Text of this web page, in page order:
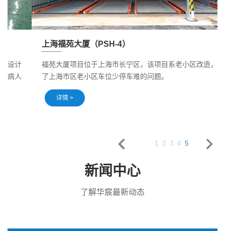
上海福苑大厦（PSH-4）
福苑大厦项目位于上海市长宁区，该项目系老小区改造，解决
了上海市区老小区车位少停车难的问题。
详情 >
1 2 3 4 5
新闻中心
了解华宸最新动态